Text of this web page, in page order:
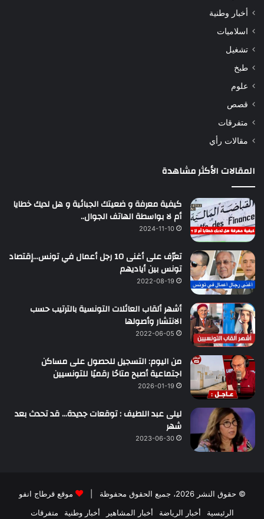
أخبار وطنية
اسلاميات
تشغيل
طبخ
علوم
قصص
متفرقات
مقالات رأي
المقالات الأكثر مشاهدة
كيفية معرفة و ضعيتك الجبائية و هل لديك خطايا
أم لا بواسطة الهاتف الجوال..
2024-11-10
تعرّف على أغنى 10 رجل أعمال في تونس…إقتصاد
تونس بين أياديهم
2022-08-19
أشهر ألقاب العائلات التونسية بالترتيب حسب
الانتشار وأصولها
2022-06-05
من اليوم: التسجيل للحصول على مساكن
اجتماعية أصبح متاحًا رقميًا للتونسيين
2026-01-19
ليلى عبد اللطيف : توقعات جديدة… قد تحدث بعد
شهر
2023-06-30
© حقوق النشر 2026، جميع الحقوق محفوظة |
موقع قرطاج انفو
الرئيسية
أخبار الرياضة أخبار المشاهير أخبار وطنية متفرقات